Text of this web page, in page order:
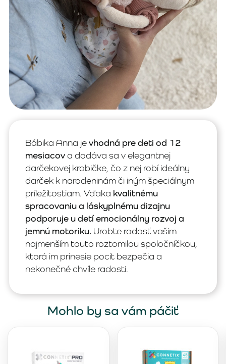
Bábika Anna jevhodná pre deti od 12
mesiacova dodáva sa v elegantnej
darčekovej krabičke, čo z nej robí ideálny
darček k narodeninám či iným špeciálnym
príležitostiam. Vďaka kvalitnému
spracovaniu a láskyplnému dizajnu
podporuje u detí emocionálny rozvoj a
jemnú motoriku. Urobte radosť vašim
najmenším touto roztomilou spoločníčkou,
ktorá im prinesie pocit bezpečia a
nekonečné chvíle radosti.
Mohlo by sa vám páčiť